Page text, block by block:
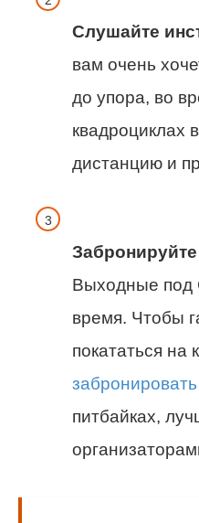
Слушайте
вам очень
до упора, во
квадроциклах
дистанцию и
Выходные
время. Чтобы
покататься на
питбайках,